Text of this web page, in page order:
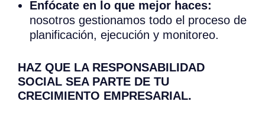
Enfócate en lo que mejor haces:
nosotros gestionamos todo el proceso de
planificación, ejecución y monitoreo.
HAZ QUE LA RESPONSABILIDAD
SOCIAL SEA PARTE DE TU
CRECIMIENTO EMPRESARIAL.